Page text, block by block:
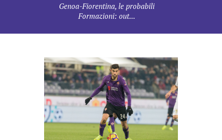
Genoa-Fiorentina, le probabili
Formazioni: out...